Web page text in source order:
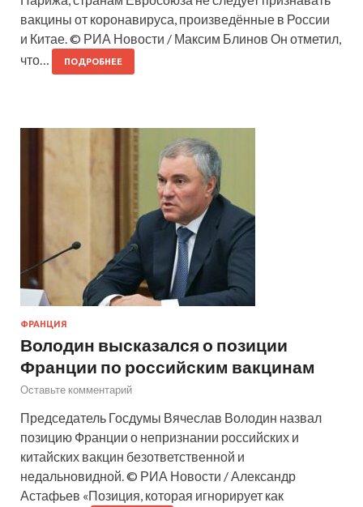
вакцины от коронавируса, произведённые в России
и Китае. © РИА Новости / Максим Блинов Он отметил,
что…
ПОДРОБНЕЕ
ФРАНЦИЯ
Володин высказался о позиции
Франции по российским вакцинам
Оставьте комментарий
Председатель Госдумы Вячеслав Володин назвал
позицию Франции о непризнании российских и
китайских вакцин безответственной и
недальновидной. © РИА Новости / Александр
Астафьев «Позиция, которая игнорирует как